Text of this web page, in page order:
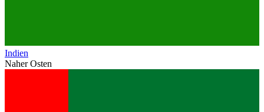
Indien
Naher Osten